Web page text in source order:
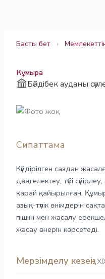
Басты бет ›
Кұмыра
Бәйдібек ауданы
Сипаттама
Күйдірілген саздан
дөңгелектеу, түбі
қарай қайырылған.
азық-түлік өнімдерін
пішіні мен жасалу
жасау өнерін көрсетеді.
Мерзімделу кезеңі: